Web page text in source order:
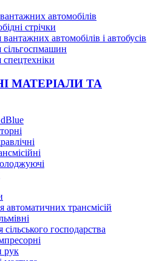
автомобілів
стрічки
автомобілів і автобусів
МАТЕРІАЛИ ТА
автоматичних трансмісій
господарства
рук